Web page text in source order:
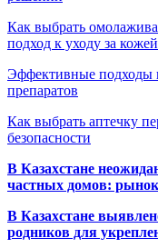
Как выбрать
подход к уходу за кожей
Эффективные подходы
препаратов
Как выбрать аптечку
безопасности
В Казахстане
частных домов:
В Казахстане
родников для